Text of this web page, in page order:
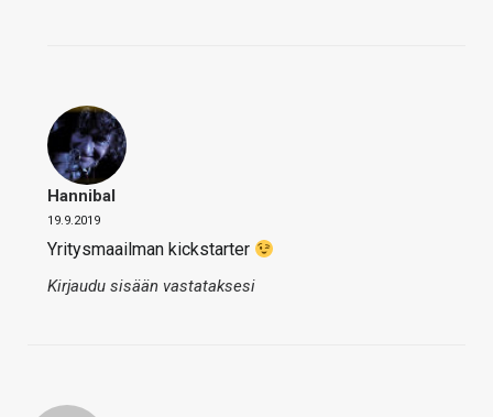
Hannibal
19.9.2019
Yritysmaailman kickstarter
Kirjaudu sisään vastataksesi